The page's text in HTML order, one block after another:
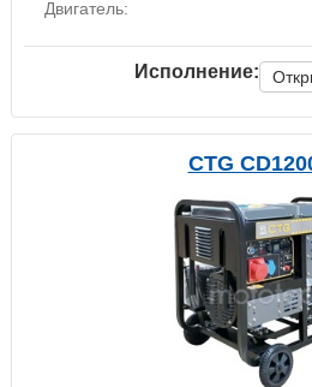
Двигатель:
Исполнение:
CTG